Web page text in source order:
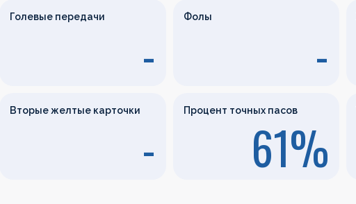
Голевые передачи
-
Фолы
-
Вторые желтые карточки
-
Процент точных пасов
61%